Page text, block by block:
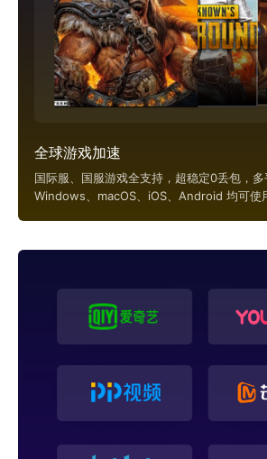
全球游戏加速
国际服、国服游戏全支持，超稳定0丢包，多
Windows、macOS、iOS、Android 均可使